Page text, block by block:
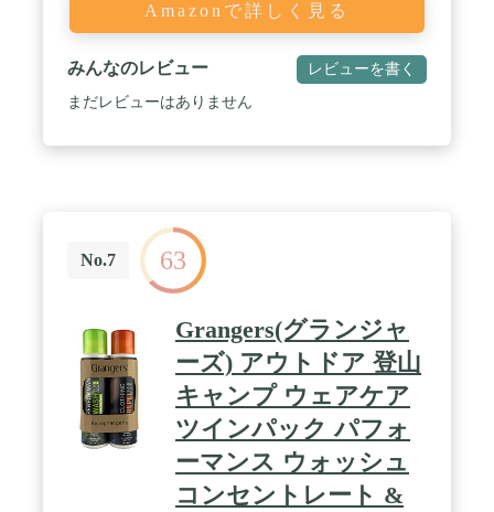
Amazonで詳しく見る
みんなのレビュー レビューを書く
まだレビューはありません
No.7 63
Grangers(グランジャ
ーズ) アウトドア 登山
キャンプ ウェアケア
ツインパック パフォ
ーマンス ウォッシュ
コンセントレート &